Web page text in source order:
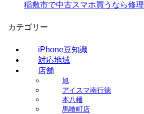
稲敷市で中古スマホ買うなら修
カテゴリー
iPhone豆知識
対応地域
店舗
旭
アイスマ南行徳
本八幡
馬喰町店